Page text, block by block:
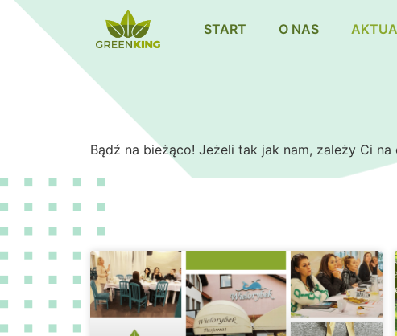
START O NAS
Bądź na bieżąco! Jeżeli tak jak nam, zależy Ci